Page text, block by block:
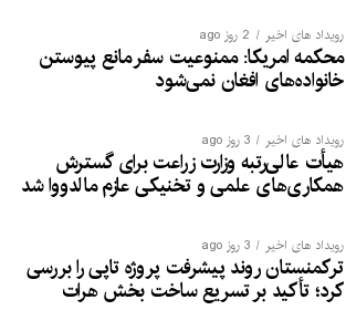
رویداد های اخیر 2 روز ago
محکمه امریکا: ممنوعیت سفر مانع پیوستن
خانواده‌های افغان نمی‌شود
رویداد های اخیر 3 روز ago
هیأت عالی‌رتبه وزارت زراعت برای گسترش
همکاری‌های علمی و تخنیکی عازم مالدووا شد
رویداد های اخیر 3 روز ago
ترکمنستان روند پیشرفت پروژه تاپی را بررسی
کرد؛ تأکید بر تسریع ساخت بخش هرات